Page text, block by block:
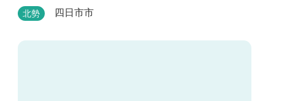
光にも最適です。
北勢 四日市市